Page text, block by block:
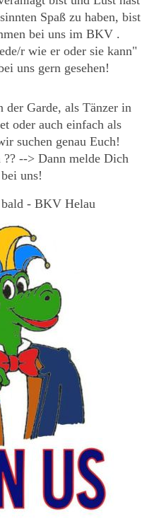
Spaß zu haben, bist
bei uns im BKV .
r wie er oder sie kann"
uns gern gesehen!
der Garde, als Tänzer in
oder auch einfach als
suchen genau Euch!
--> Dann melde Dich
uns!
- BKV Helau